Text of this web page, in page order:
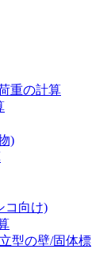
重の計算
)
コ向け)
型の壁/固体標